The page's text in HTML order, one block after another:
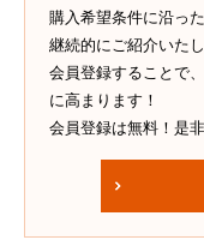
購入希望条件に沿っ
継続的にご紹介いたし
会員登録することで
に高まります！
会員登録は無料！是